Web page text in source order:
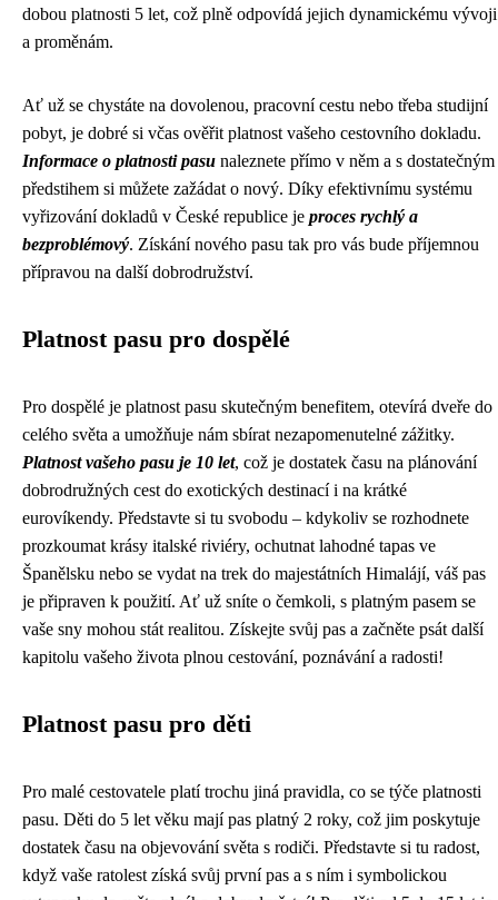
dobou platnosti 5 let, což plně odpovídá jejich dynamickému vývoji
a proměnám.
Ať už se chystáte na dovolenou, pracovní cestu nebo třeba studijní
pobyt, je dobré si včas ověřit platnost vašeho cestovního dokladu.
Informace o platnosti pasu naleznete přímo v něm a s dostatečným
předstihem si můžete zažádat o nový. Díky efektivnímu systému
vyřizování dokladů v České republice je proces rychlý a
bezproblémový. Získání nového pasu tak pro vás bude příjemnou
přípravou na další dobrodružství.
Platnost pasu pro dospělé
Pro dospělé je platnost pasu skutečným benefitem, otevírá dveře do
celého světa a umožňuje nám sbírat nezapomenutelné zážitky.
Platnost vašeho pasu je 10 let, což je dostatek času na plánování
dobrodružných cest do exotických destinací i na krátké
eurovíkendy. Představte si tu svobodu – kdykoliv se rozhodnete
prozkoumat krásy italské riviéry, ochutnat lahodné tapas ve
Španělsku nebo se vydat na trek do majestátních Himalájí, váš pas
je připraven k použití. Ať už sníte o čemkoli, s platným pasem se
vaše sny mohou stát realitou. Získejte svůj pas a začněte psát další
kapitolu vašeho života plnou cestování, poznávání a radosti!
Platnost pasu pro děti
Pro malé cestovatele platí trochu jiná pravidla, co se týče platnosti
pasu. Děti do 5 let věku mají pas platný 2 roky, což jim poskytuje
dostatek času na objevování světa s rodiči. Představte si tu radost,
když vaše ratolest získá svůj první pas a s ním i symbolickou